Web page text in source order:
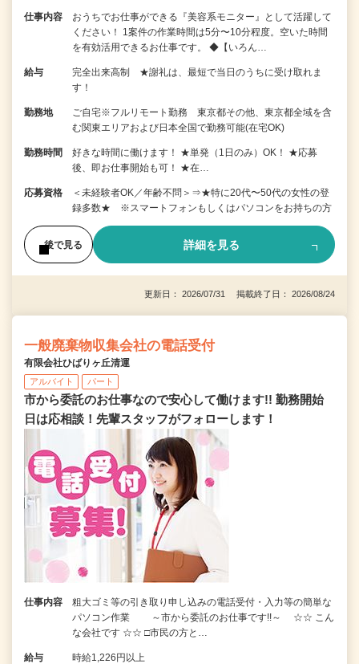
仕事内容
おうちでお仕事ができる『美容系モニター』として活躍して
ください！ 1案件の作業時間は5分〜10分程度。空いた時間
を有効活用できるお仕事です。 ◆【いろん…
給与
完全出来高制 ★謝礼は、最短で当日のうちに受け取れま
す！
勤務地
ご自宅※フルリモート勤務 東京都その他、東京都全域を含
む関東エリアおよび日本全国で勤務可能(在宅OK)
勤務時間
好きな時間に働けます！ ★単発（1日のみ）OK！ ★応募
後、即お仕事開始も可！ ★在…
応募資格
＜未経験者OK／年齢不問＞⇒★特に20代〜50代の女性の登
録多数★ ※スマートフォンもしくはパソコンをお持ちの方
後で見る 詳細を見る
更新日： 2026/07/31 掲載終了日： 2026/08/24
一般廃棄物収集会社の電話受付
有限会社ひばりヶ丘清運
アルバイト パート
市から委託のお仕事なので安心して働けます!! 勤務開始
日は応相談！先輩スタッフがフォローします！
仕事内容
粗大ゴミ等の引き取り申し込みの電話受付・入力等の簡単な
パソコン作業 ～市から委託のお仕事です!!～ ☆☆ こん
な会社です ☆☆ □市民の方と…
給与 時給1,226円以上